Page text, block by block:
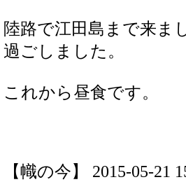
陸路で江田島まで来ま
過ごしました。
これから昼食です。
【幟の今】 2015-05-21